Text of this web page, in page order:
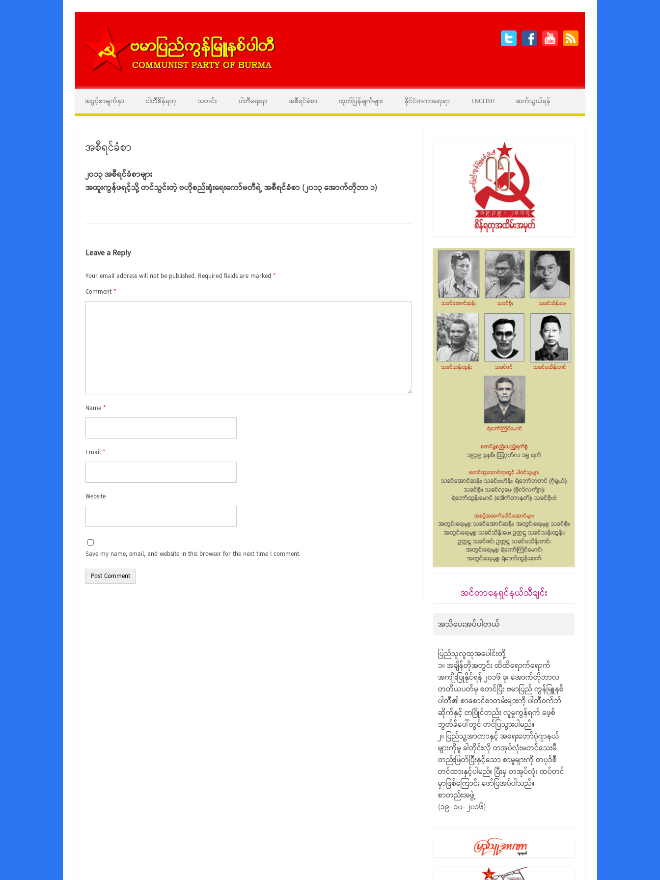
အဖွင့်စာမျက်နှာ ပါတီစိန်ရတု သတင်း ပါတီရေးရာ အစီရင်ခံစာ ထုတ်ပြန်ချက်များ နိုင်ငံတကာရေးရာ ENGLISH ဆက်သွယ်ရန်
အစီရင်ခံစာ
၂၀၁၃ အစီရင်ခံစာများ
အထူးကွန်ဖရင့်သို့ တင်သွင်းတဲ့ ဗဟိုစည်းရုံးရေးကော်မတီရဲ့ အစီရင်ခံစာ (၂၀၁၃ အောက်တိုဘာ ၁)
Leave a Reply
Your email address will not be published. Required fields are marked*
Comment*
Name*
Email*
Website
Save my name, email, and website in this browser for the next time I comment.
အင်တာနေရှင်နယ်သီချင်း
အသိပေးအပ်ပါတယ်
ပြည်သူလူထုအပေါင်းတို့
၁။ အချိန်တိုအတွင်း ထိထိရောက်ရောက်
အကျိုးပြုနိုင်ရန် ၂၀၁၆ ခု၊ အောက်တိုဘာလ
တတိယပတ်မှ စတင်ပြီး ဗမာပြည် ကွန်မြူနစ်
ပါတီ၏ စာစောင်စာတမ်းများကို ပါတီဝက်ဘ်
ဆိုက်နှင့် တပြိုင်တည်း လူမှုကွန်ရက် ဖေ့စ်
ဘွတ်ခ်ပေါ်တွင် တင်ပြသွားပါမည်။
၂။ ပြည်သူ့အာဏာနှင့် အရေးတော်ပုံဂျာနယ်
များကိုမူ ခါတိုင်းလို တအုပ်လုံးမတင်သေးမီ
တည်းဖြတ်ပြီးနှင့်သော စာမူများကို တပုဒ်စီ
တင်ထားနှင့်ပါမည်။ ပြီးမှ တအုပ်လုံး ထပ်တင်
မှာဖြစ်ကြောင်း ဖော်ပြအပ်ပါသည်။
စာတည်းအဖွဲ့
(၁၉- ၁၀- ၂၀၁၆)